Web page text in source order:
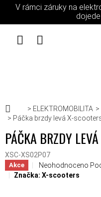
Přejít na obsah
V rámci záruky na
Domů
ELEKTROMOBILITA
Páčka brzdy levá X-
PÁČKA BRZDY
XSC-XS02P07
Akce Průměrné
Neohodnoceno
Značka: X-scooters